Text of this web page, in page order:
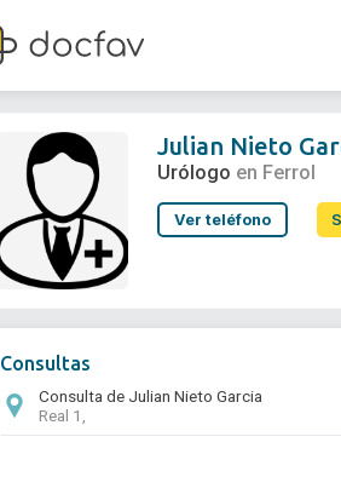
Julian Nieto Garcia
Urólogo
Julian Nieto
Urólogo en Ferrol
Ver teléfono
Consultas
Consulta de Julian Nieto Garcia
Real 1,